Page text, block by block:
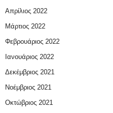
Απρίλιος 2022
Μάρτιος 2022
Φεβρουάριος 2022
Ιανουάριος 2022
Δεκέμβριος 2021
Νοέμβριος 2021
Οκτώβριος 2021